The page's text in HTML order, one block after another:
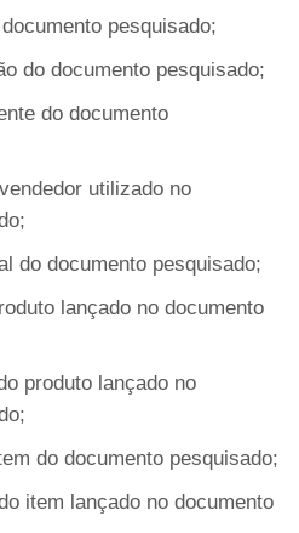
pesquisado;
do documento pesquisado;
do documento
utilizado no
do documento pesquisado;
lançado no documento
produto lançado no
do documento pesquisado;
item lançado no documento